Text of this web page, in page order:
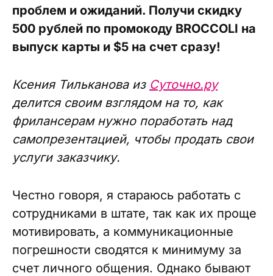
проблем и ожиданий. Получи скидку
500 рублей по промокоду BROCCOLI на
выпуск карты и $5 на счет сразу!
Ксения Тильканова из Суточно.ру
делится своим взглядом на то, как
фрилансерам нужно поработать над
самопрезентацией, чтобы продать свои
услуги заказчику.
Честно говоря, я стараюсь работать с
сотрудниками в штате, так как их проще
мотивировать, а коммуникационные
погрешности сводятся к минимуму за
счет личного общения. Однако бывают